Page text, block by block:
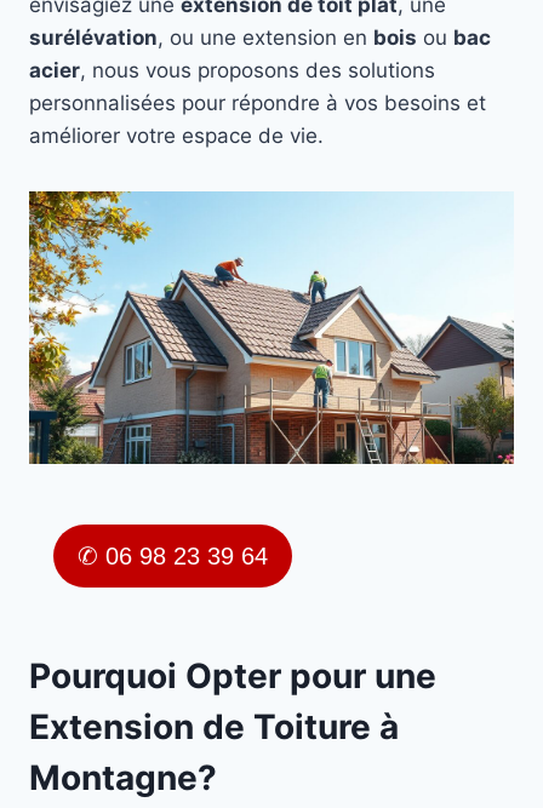
surélévation, ou une extension en bois ou bac
acier, nous vous proposons des solutions
personnalisées pour répondre à vos besoins et
améliorer votre espace de vie.
✆ 06 98 23 39 64
Pourquoi Opter pour une
Extension de Toiture à
Montagne?